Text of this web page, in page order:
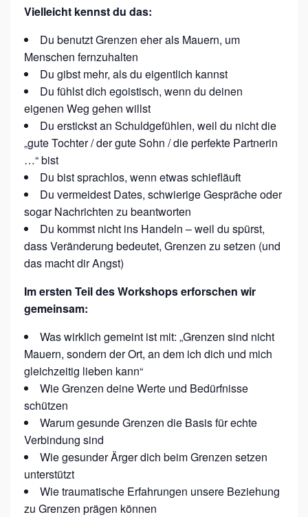
I
E
G
R
E
N
Z
E
N
,
G
E
T
A
L
T
E
E
C
H
T
E
B
Vielleicht kennst du das:
Du benutzt Grenzen eher als Mauern, um
Menschen fernzuhalten
Du gibst mehr, als du eigentlich kannst
Du fühlst dich egoistisch, wenn du deinen
eigenen Weg gehen willst
Du erstickst an Schuldgefühlen, weil du nicht die
„gute Tochter / der gute Sohn / die perfekte Partnerin
…“ bist
Du bist sprachlos, wenn etwas schiefläuft
Du vermeidest Dates, schwierige Gespräche oder
sogar Nachrichten zu beantworten
Du kommst nicht ins Handeln – weil du spürst,
dass Veränderung bedeutet, Grenzen zu setzen (und
das macht dir Angst)
Im ersten Teil des Workshops erforschen wir
gemeinsam:
Was wirklich gemeint ist mit: „Grenzen sind nicht
Mauern, sondern der Ort, an dem ich dich und mich
gleichzeitig lieben kann“
Wie Grenzen deine Werte und Bedürfnisse
schützen
Warum gesunde Grenzen die Basis für echte
Verbindung sind
Wie gesunder Ärger dich beim Grenzen setzen
unterstützt
Wie traumatische Erfahrungen unsere Beziehung
zu Grenzen prägen können